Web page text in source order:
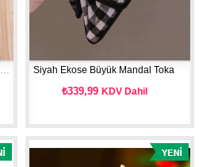
Beyaz İçi Göz Figürlü Kalp Halka Küpe Siyah Ekose Büyük Mandal Toka
₺339,99KDV Dahil